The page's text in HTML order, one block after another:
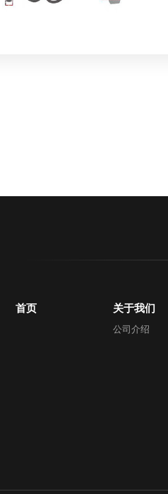
首页 关于我们
公司介绍